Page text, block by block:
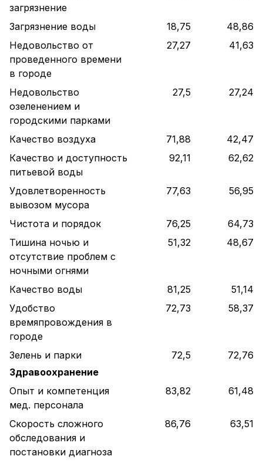
загрязнение
Загрязнение воды 18,75
48,86
Недовольство от
проведенного времени
в городе
27,27 41,63
Недовольство
озеленением и
городскими парками
27,5 27,24
Качество воздуха 71,88
42,47
Качество и доступность
питьевой воды
92,11 62,62
Удовлетворенность
вывозом мусора
77,63 56,95
Чистота и порядок 76,25
64,73
Тишина ночью и
отсутствие проблем с
ночными огнями
51,32 48,67
Качество воды 81,25
51,14
Удобство
времяпровождения в
городе
72,73 58,37
Зелень и парки 72,5
72,76
Здравоохранение
Опыт и компетенция
мед. персонала
83,82 61,48
Скорость сложного
обследования и
постановки диагноза
86,76 63,51